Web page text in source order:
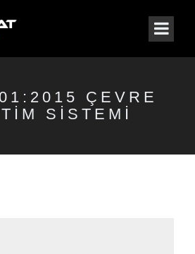
ÇEVRE
SİSTEMİ